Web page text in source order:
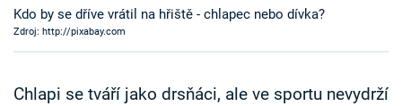
Přihlášení
Kdo by se dříve vrátil na hřiště - chlapec nebo dívka?
Zdroj: http://pixabay.com
Chlapi se tváří jako drsňáci, ale ve sportu nevydrží